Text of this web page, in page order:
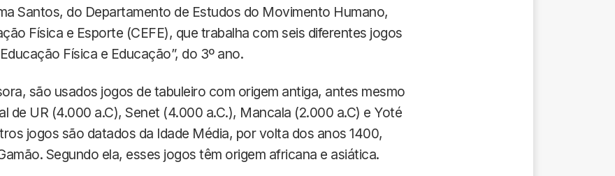
Santos, do Departamento de Estudos do Movimento Humano,
Física e Esporte (CEFE), que trabalha com seis diferentes jogos
Física e Educação”, do 3º ano.
são usados jogos de tabuleiro com origem antiga, antes mesmo
de UR (4.000 a.C), Senet (4.000 a.C.), Mancala (2.000 a.C) e Yoté
jogos são datados da Idade Média, por volta dos anos 1400,
Segundo ela, esses jogos têm origem africana e asiática.